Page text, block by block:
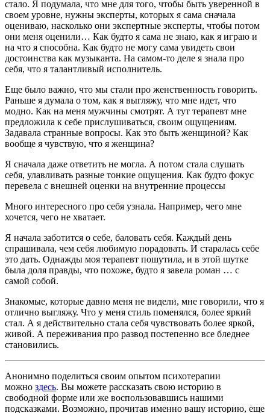
стало. Я подумала, что мне для того, чтобы быть уверенной в
своем уровне, нужны эксперты, которых я сама сначала
оцениваю, насколько они экспертные эксперты, чтобы потом
они меня оценили… Как будто я сама не знаю, как я играю и
на что я способна. Как будто не могу сама увидеть свои
достоинства как музыканта. На самом-то деле я знала про
себя, что я талантливый исполнитель.
Еще было важно, что мы стали про женственность говорить.
Раньше я думала о том, как я выгляжу, что мне идет, что
модно. Как на меня мужчины смотрят. А тут терапевт мне
предложила к себе прислушиваться, своим ощущениям.
Задавала странные вопросы. Как это быть женщиной? Как
вообще я чувствую, что я женщина?
Я сначала даже ответить не могла. А потом стала слушать
себя, улавливать разные тонкие ощущения. Как будто фокус
перевела с внешней оценки на внутренние процессы
Много интересного про себя узнала. Например, чего мне
хочется, чего не хватает.
Я начала заботится о себе, баловать себя. Каждый день
спрашивала, чем себя любимую порадовать. И старалась себе
это дать. Однажды моя терапевт пошутила, и в этой шутке
была доля правды, что похоже, будто я завела роман … с
самой собой.
Знакомые, которые давно меня не видели, мне говорили, что я
отлично выгляжу. Что у меня стиль поменялся, более яркий
стал. А я действительно стала себя чувствовать более яркой,
живой. А переживания про развод постепенно все бледнее
становились.
Анонимно поделиться своим опытом психотерапии
можно здесь. Вы можете рассказать свою историю в
свободной форме или же воспользовавшись нашими
подсказками. Возможно, прочитав именно вашу историю, еще